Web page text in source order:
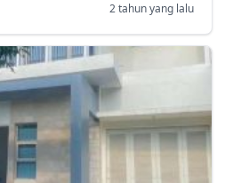
2 tahun yang lalu